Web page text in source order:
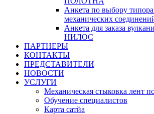
Анкета по выбору
механических
Анкета для заказа
НИЛОС
ПАРТНЕРЫ
КОНТАКТЫ
ПРЕДСТАВИТЕЛИ
НОВОСТИ
УСЛУГИ
Механическая стыковка лент
Обучение специалистов
Карта сатйа